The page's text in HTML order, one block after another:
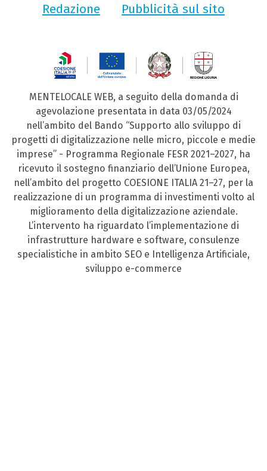
Redazione
Pubblicità sul sito
MENTELOCALE WEB, a seguito della domanda di
agevolazione presentata in data 03/05/2024
nell’ambito del Bando “Supporto allo sviluppo di
progetti di digitalizzazione nelle micro, piccole e medie
imprese” - Programma Regionale FESR 2021–2027, ha
ricevuto il sostegno finanziario dell’Unione Europea,
nell’ambito del progetto COESIONE ITALIA 21–27, per la
realizzazione di un programma di investimenti volto al
miglioramento della digitalizzazione aziendale.
L’intervento ha riguardato l’implementazione di
infrastrutture hardware e software, consulenze
specialistiche in ambito SEO e Intelligenza Artificiale,
sviluppo e-commerce